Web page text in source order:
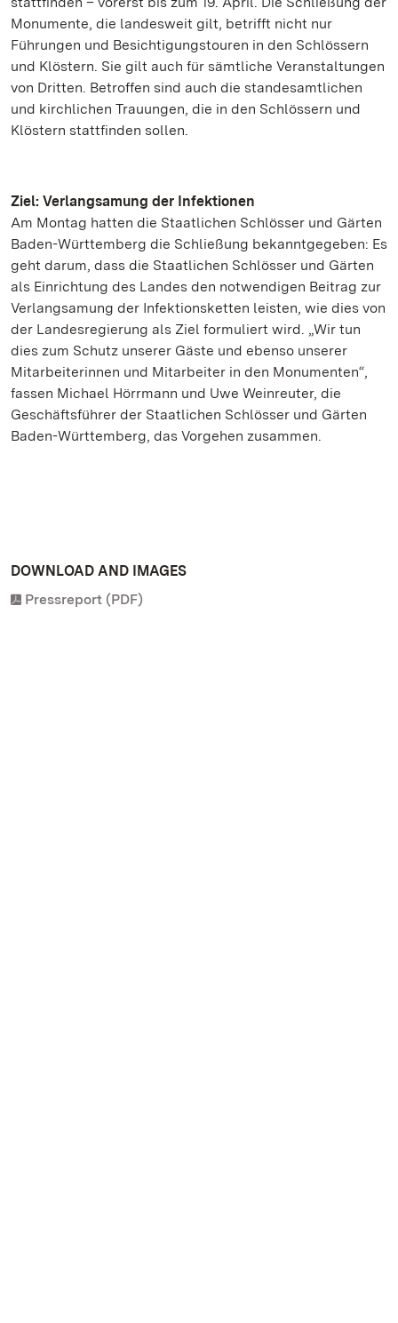
Monumente, die landesweit gilt, betrifft nicht nur
Führungen und Besichtigungstouren in den Schlössern
und Klöstern. Sie gilt auch für sämtliche Veranstaltungen
von Dritten. Betroffen sind auch die standesamtlichen
und kirchlichen Trauungen, die in den Schlössern und
Klöstern stattfinden sollen.
Ziel: Verlangsamung der Infektionen
Am Montag hatten die Staatlichen Schlösser und Gärten
Baden-Württemberg die Schließung bekanntgegeben: Es
geht darum, dass die Staatlichen Schlösser und Gärten
als Einrichtung des Landes den notwendigen Beitrag zur
Verlangsamung der Infektionsketten leisten, wie dies von
der Landesregierung als Ziel formuliert wird. „Wir tun
dies zum Schutz unserer Gäste und ebenso unserer
Mitarbeiterinnen und Mitarbeiter in den Monumenten“,
fassen Michael Hörrmann und Uwe Weinreuter, die
Geschäftsführer der Staatlichen Schlösser und Gärten
Baden-Württemberg, das Vorgehen zusammen.
DOWNLOAD AND IMAGES
Pressreport (PDF)